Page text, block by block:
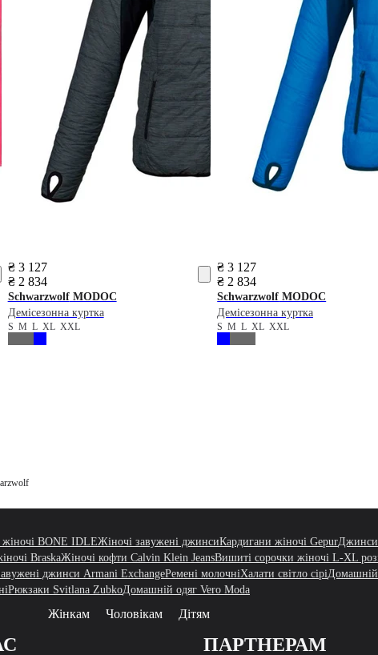
₴ 3 127
₴ 2 834
SchwarzwolfMODOC
Демісезонна куртка
S M L XL XXL
₴ 3 127
₴ 2 834
Schwarzwolf MODOC
Демісезонна куртка
SMLXLXXL
жіночі BONE IDLEЖіночі завужені джинсиКардигани жіночі GepurДжинси
BraskaЖіночі кофти Calvin Klein JeansВишиті сорочки жіночі L-XL
джинси Armani ExchangeРемені молочніХалати світло сірі
Рюкзаки Svitlana ZubkoДомашній одяг Vero Moda
Жінкам Чоловікам Дітям
ПАРТНЕРАМ